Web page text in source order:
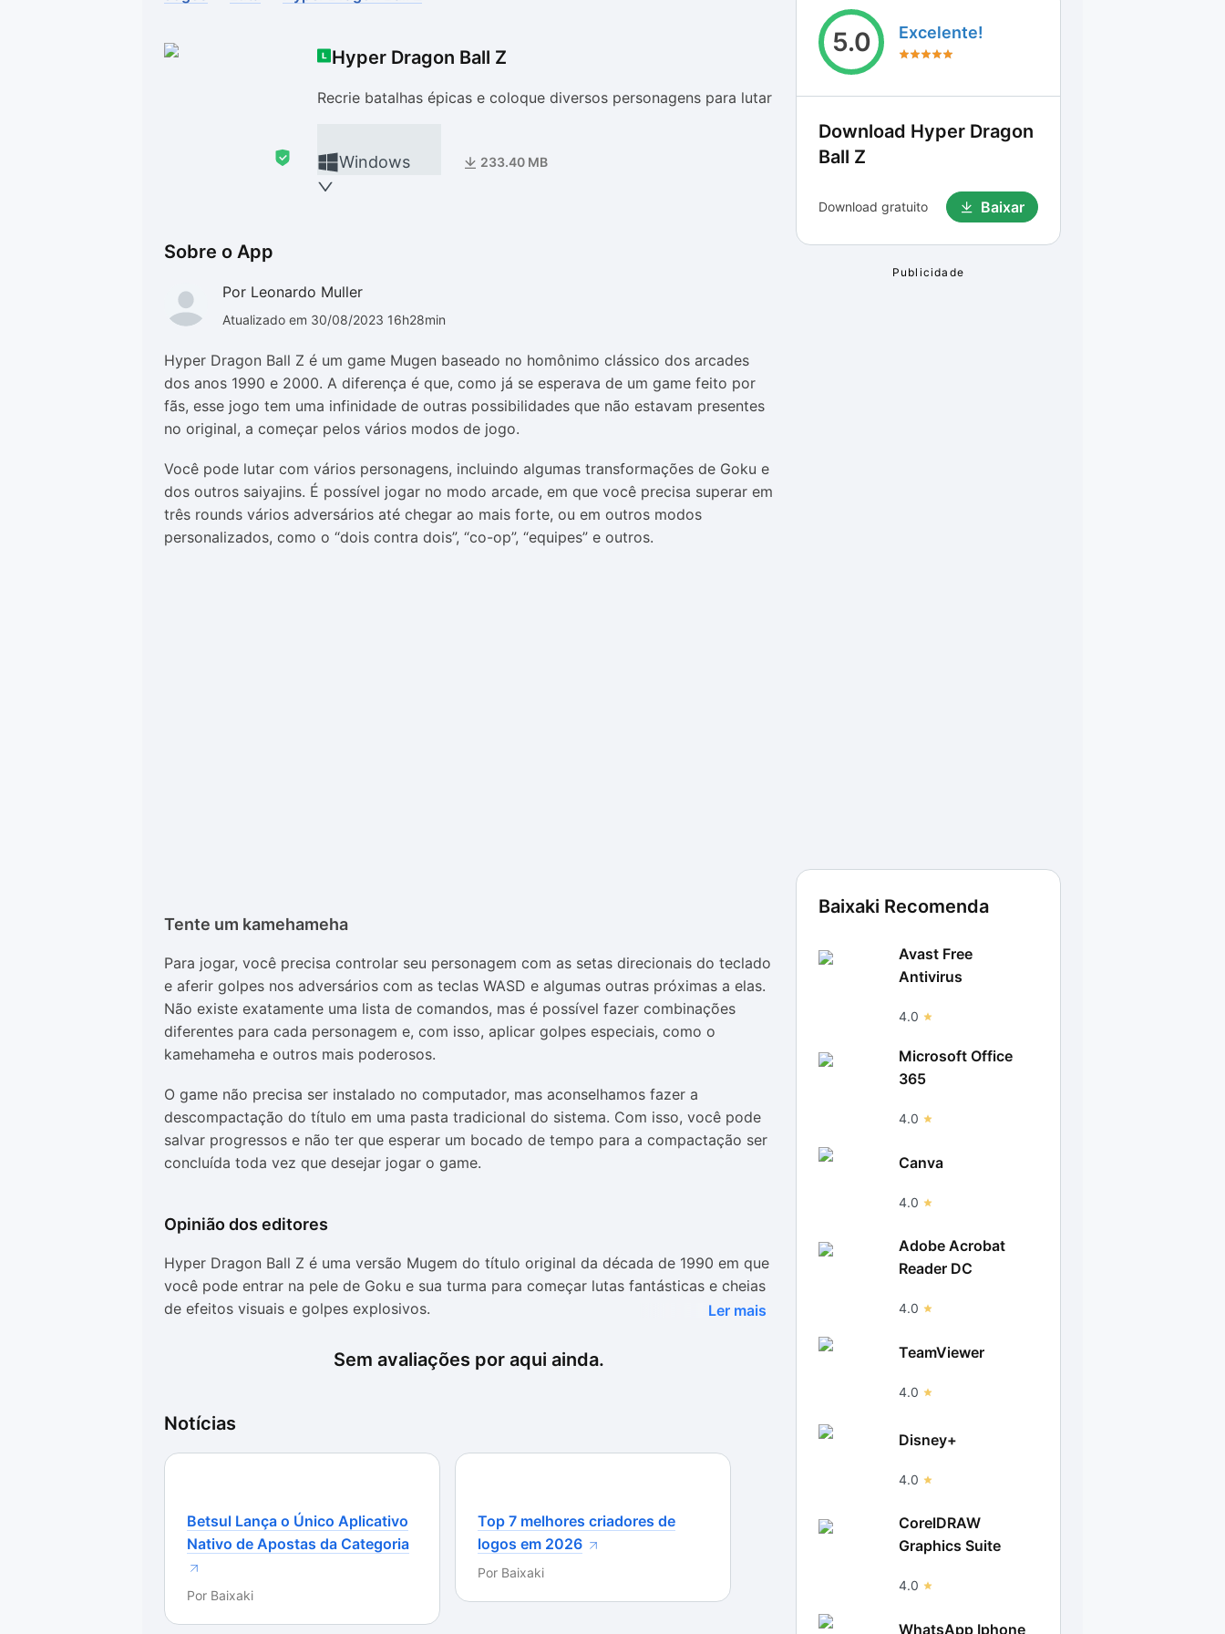
Hyper Dragon Ball Z
Recrie batalhas épicas e coloque diversos personagens para lutar
Windows 233.40 MB
Sobre o App
Por Leonardo Muller
Atualizado em 30/08/2023 16h28min
Hyper Dragon Ball Z é um game Mugen baseado no homônimo clássico dos arcades
dos anos 1990 e 2000. A diferença é que, como já se esperava de um game feito por
fãs, esse jogo tem uma infinidade de outras possibilidades que não estavam presentes
no original, a começar pelos vários modos de jogo.
Você pode lutar com vários personagens, incluindo algumas transformações de Goku e
dos outros saiyajins. É possível jogar no modo arcade, em que você precisa superar em
três rounds vários adversários até chegar ao mais forte, ou em outros modos
personalizados, como o “dois contra dois”, “co-op”, “equipes” e outros.
Tente um kamehameha
Para jogar, você precisa controlar seu personagem com as setas direcionais do teclado
e aferir golpes nos adversários com as teclas WASD e algumas outras próximas a elas.
Não existe exatamente uma lista de comandos, mas é possível fazer combinações
diferentes para cada personagem e, com isso, aplicar golpes especiais, como o
kamehameha e outros mais poderosos.
O game não precisa ser instalado no computador, mas aconselhamos fazer a
descompactação do título em uma pasta tradicional do sistema. Com isso, você pode
salvar progressos e não ter que esperar um bocado de tempo para a compactação ser
concluída toda vez que desejar jogar o game.
Opinião dos editores
Hyper Dragon Ball Z é uma versão Mugem do título original da década de 1990 em que
você pode entrar na pele de Goku e sua turma para começar lutas fantásticas e cheias
de efeitos visuais e golpes explosivos.
O game não conta com gráficos espetaculares, afinal trata-se de um título modificado
em uma versão Mugem. De qualquer forma, os elementos visuais do game estão bem
problema durante a execução do título, mesmo em lutas acaloradas.
Chama a atenção a possibilidade de jogar em vários modos. Ainda assim, o bom e
ainda mais forte.
Mais fortes?
Em nossos testes, pudemos perceber que o nível de dificuldade do game é bem alto.
Mesmo ajustando o jogo para modo fácil, foi muito difícil derrotar nosso primeiro
Ler mais
Sem avaliações por aqui ainda.
Notícias
Betsul Lança o Único Aplicativo
Nativo de Apostas da Categoria
Por Baixaki
Top 7 melhores criadores de
logos em 2026
Por Baixaki
5.0 Excelente!
Download Hyper Dragon
Ball Z
Download gratuito Baixar
Baixaki Recomenda
Avast Free
Antivirus
4.0
Microsoft Office
365
4.0
Canva
4.0
Adobe Acrobat
Reader DC
4.0
TeamViewer
4.0
Disney+
4.0
CorelDRAW
Graphics Suite
4.0
WhatsApp Iphone